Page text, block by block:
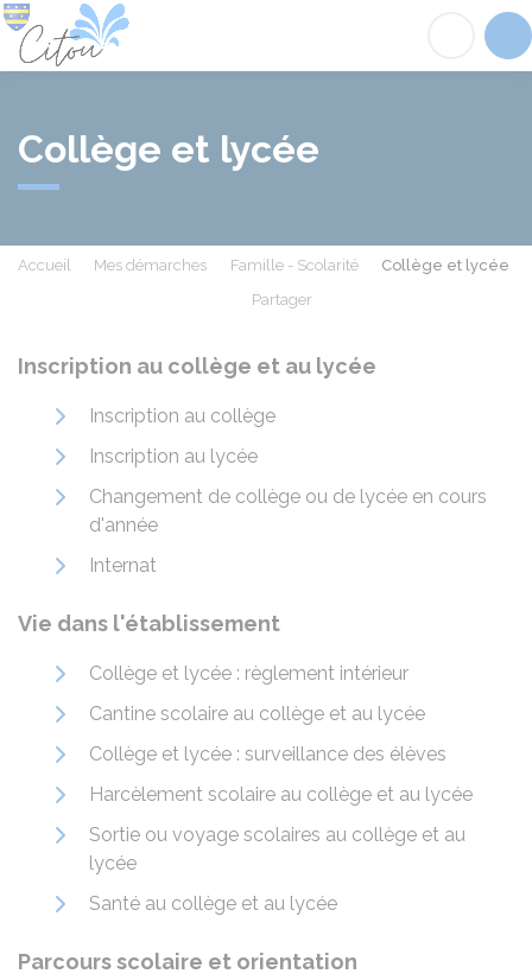
Collège et lycée
Accueil Mes démarches Famille - Scolarité
Collège et lycée
Partager
Inscription au collège et au lycée
Inscription au collège
Inscription au lycée
Changement de collège ou de lycée en cours
d'année
Internat
Vie dans l'établissement
Collège et lycée : règlement intérieur
Cantine scolaire au collège et au lycée
Collège et lycée : surveillance des élèves
Harcèlement scolaire au collège et au lycée
Sortie ou voyage scolaires au collège et au
lycée
Santé au collège et au lycée
Parcours scolaire et orientation